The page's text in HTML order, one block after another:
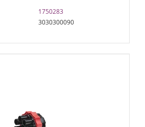
1750283
3030300090